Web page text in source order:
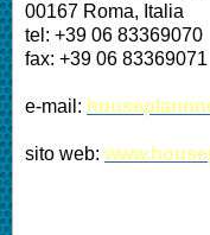
00167 Roma, Italia
tel: +39 06 83369070
fax: +39 06 83369071
e-mail:
sito web: